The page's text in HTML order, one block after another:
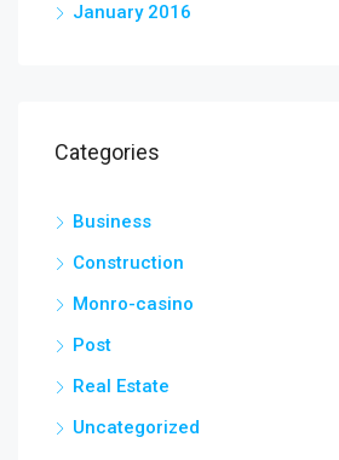
January 2016
Categories
Business
Construction
Monro-casino
Post
Real Estate
Uncategorized